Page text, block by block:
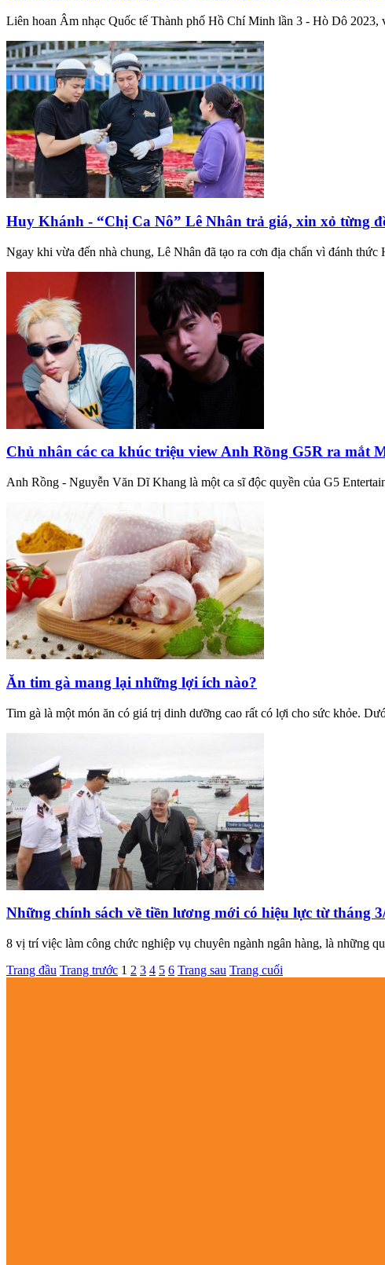
Liên hoan Âm nhạc Quốc tế Thành phố Hồ Chí Minh lần 3 - Hò Dô
Huy Khánh - “Chị Ca Nô” Lê Nhân trả giá, xin xỏ từng
Ngay khi vừa đến nhà chung, Lê Nhân đã tạo ra cơn địa chấn vì đánh
Chủ nhân các ca khúc triệu view Anh Rồng G5R ra mắt
Anh Rồng - Nguyễn Văn Dĩ Khang là một ca sĩ độc quyền của G5
Ăn tim gà mang lại những lợi ích nào?
Tim gà là một món ăn có giá trị dinh dưỡng cao rất có lợi cho sức khỏe.
Những chính sách về tiền lương mới có hiệu lực từ tháng
8 vị trí việc làm công chức nghiệp vụ chuyên ngành ngân hàng, là những
Trang đầu Trang trước 1 2 3 4 5 6 Trang sau Trang cuối